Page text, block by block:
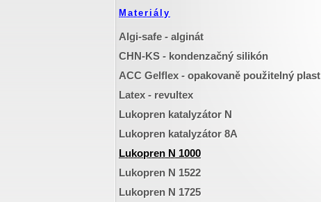
Materiály
Algi-safe - alginát
CHN-KS - kondenzačný silikón
ACC Gelflex - opakovaně použitelný plast
Latex - revultex
Lukopren katalyzátor N
Lukopren katalyzátor 8A
Lukopren N 1000
Lukopren N 1522
Lukopren N 1725